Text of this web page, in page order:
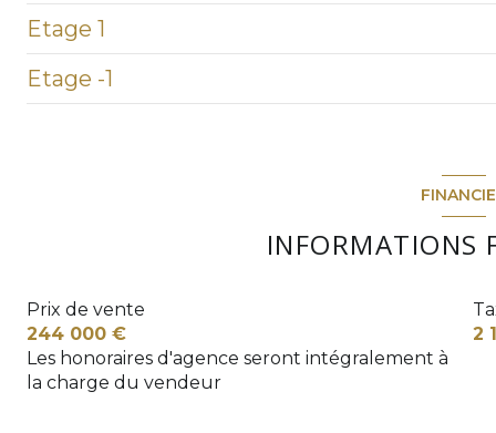
salon/sejour
cuisine
Dégagement
véranda
Etage 1
Dégagement
Etage -1
INFORMATIONS
Prix de vente
244 000 €
Les honoraires d'agence seront intégralement à
la charge du vendeur
2